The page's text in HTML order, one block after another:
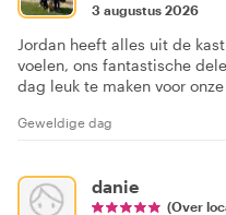
3 augustus 2026
Jordan heeft alles uit de
voelen, ons fantastische
dag leuk te maken voor
Geweldige dag
danie
(Over